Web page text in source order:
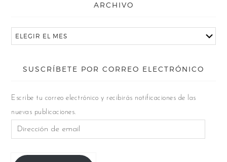
ARCHIVO
SUSCRÍBETE POR CORREO ELECTRÓNICO
Escribe tu correo electrónico y recibirás notificaciones de las
nuevas publicaciones.